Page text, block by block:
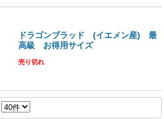
ドラゴンブラッド (イエメン産) 最
高級 お得用サイズ
売り切れ